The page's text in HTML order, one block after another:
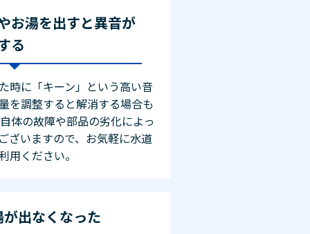
お湯を出すと異音が
る
時に「キーン」という高い音
を調整すると解消する場合も
体の故障や部品の劣化によっ
ざいますので、お気軽に水道
用ください。
出なくなった